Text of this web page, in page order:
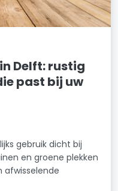
Delft: rustig
past bij uw
gebruik dicht bij
en groene plekken
afwisselende